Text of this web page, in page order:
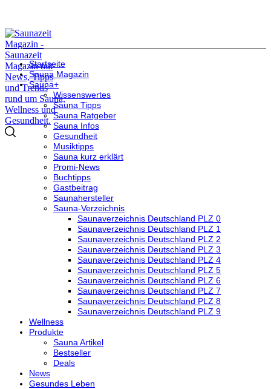
Startseite
Sauna Magazin
Sauna+
Wissenswertes
Sauna Tipps
Sauna Ratgeber
Sauna Infos
Gesundheit
Musiktipps
Sauna kurz erklärt
Promi-News
Buchtipps
Gastbeitrag
Saunahersteller
Sauna-Verzeichnis
Saunaverzeichnis Deutschland PLZ 0
Saunaverzeichnis Deutschland PLZ 1
Saunaverzeichnis Deutschland PLZ 2
Saunaverzeichnis Deutschland PLZ 3
Saunaverzeichnis Deutschland PLZ 4
Saunaverzeichnis Deutschland PLZ 5
Saunaverzeichnis Deutschland PLZ 6
Saunaverzeichnis Deutschland PLZ 7
Saunaverzeichnis Deutschland PLZ 8
Saunaverzeichnis Deutschland PLZ 9
Wellness
Produkte
Sauna Artikel
Bestseller
Deals
News
Gesundes Leben